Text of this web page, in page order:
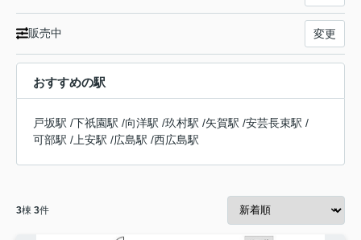
販売中 変更
おすすめの駅
戸坂駅 /下祇園駅 /向洋駅 /玖村駅 /矢賀駅 /安芸長束駅 /
可部駅 / 上安駅 /広島駅 /西広島駅
3棟 3件